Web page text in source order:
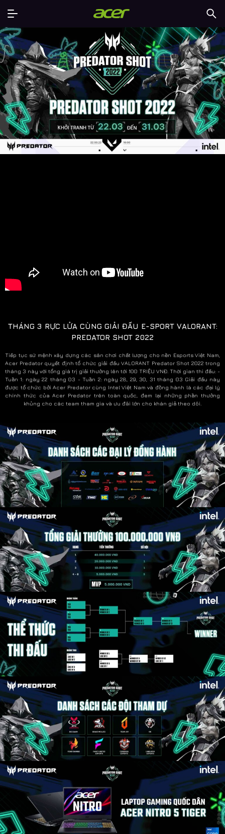
THÁNG 3 RỰC LỬA CÙNG GIẢI ĐẤU E-SPORT VALORANT:
PREDATOR SHOT 2022
Tiếp tục sứ mệnh xây dựng các sân chơi chất lượng cho nền Esports Việt Nam,
Acer Predator quyết định tổ chức giải đấu VALORANT Predator Shot 2022 trong
tháng 3 này với tổng giá trị giải thưởng lên tới 100 TRIỆU VNĐ. Thời gian thi đấu: -
Tuần 1: ngày 22 tháng 03 - Tuần 2: ngày 28, 29, 30, 31 tháng 03 Giải đấu này
được tổ chức bởi Acer Predator cùng Intel Việt Nam và đồng hành là các đại lý
chính thức của Acer Predator trên toàn quốc, đem lại những phần thưởng
khủng cho các team tham gia và ưu đãi lớn cho khán giả theo dõi.